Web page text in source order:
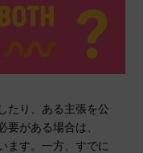
たり、ある主張を公
がある場合は、
ます。一方、すでに